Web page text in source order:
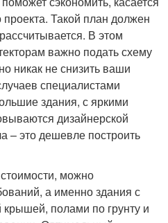
Такой план должен
В этом
важно подать схему
никак не снизить ваши
специалистами
здания, с яркими
дизайнерской
– это дешевле построить
можно
а именно здания с
полами по грунту и